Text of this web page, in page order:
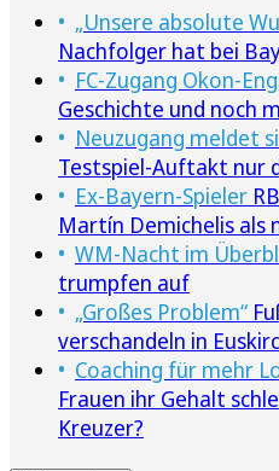
„Unsere absolute
Nachfolger hat bei
FC-Zugang Okon-
Geschichte und noch
Neuzugang meldet
Testspiel-Auftakt nur
Ex-Bayern-Spieler
Martín Demichelis als
WM-Nacht im
trumpfen auf
„Großes Problem“
verschandeln in
Coaching für mehr
Frauen ihr Gehalt
Kreuzer?